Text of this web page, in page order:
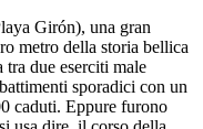
Girón), una gran
metro della storia bellica
tra due eserciti male
sporadici con un
caduti. Eppure furono